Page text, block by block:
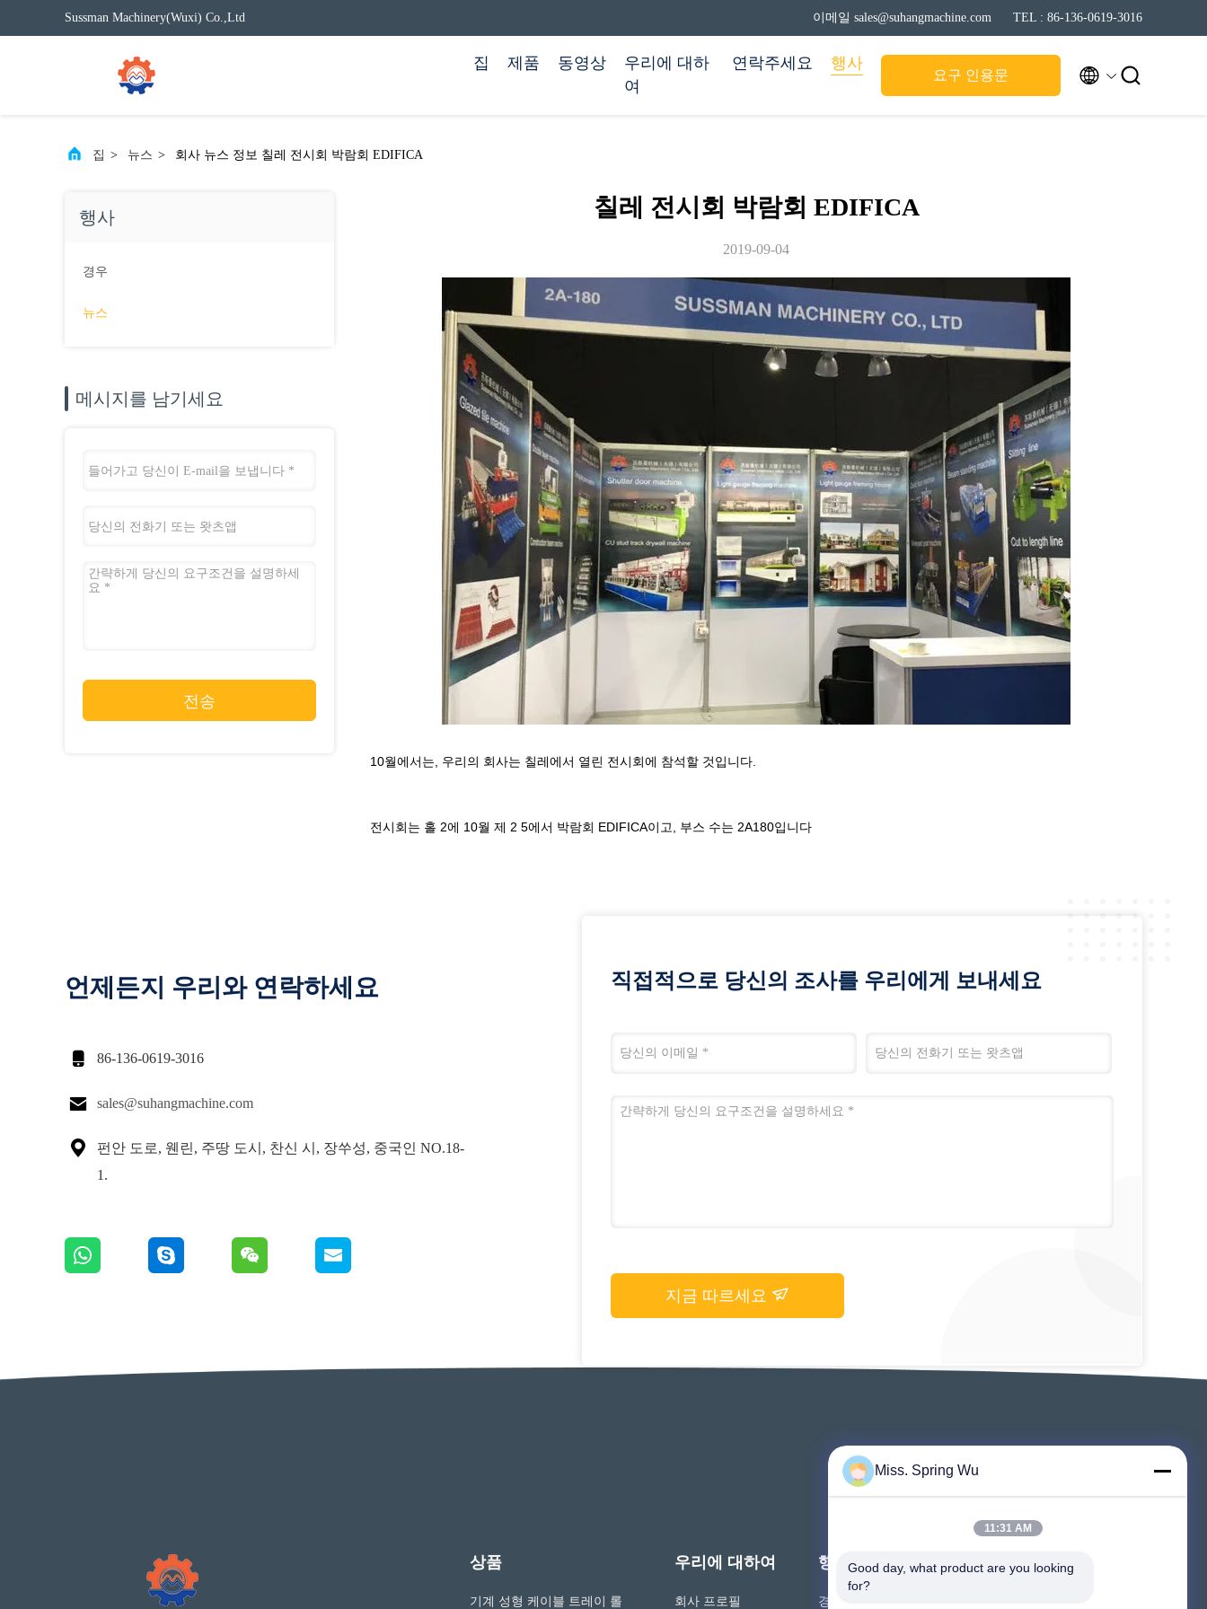
Sussman Machinery(Wuxi) Co.,Ltd 이메일 sales@suhangmachine.com TEL : 86-136-0619-3016
집 제품 동영상
우리에 대하
여
연락주세요 행사
요구 인용문  
집 > 뉴스 > 회사 뉴스 정보 칠레 전시회 박람회 EDIFICA
행사
경우
뉴스
메시지를 남기세요
전송
칠레 전시회 박람회 EDIFICA
2019-09-04
10월에서는, 우리의 회사는 칠레에서 열린 전시회에 참석할 것입니다.
전시회는 홀 2에 10월 제 2 5에서 박람회 EDIFICA이고, 부스 수는 2A180입니다
언제든지 우리와 연락하세요
 86-136-0619-3016
 sales@suhangmachine.com

펀안 도로, 웬린, 주땅 도시, 찬신 시, 장쑤성, 중국인 NO.18-
1.
직접적으로 당신의 조사를 우리에게 보내세요
지금 따르세요
상품
기계 성형 케이블 트레이 롤
우리에 대하여
회사 프로필
행사
경우
요구 인용문
Miss. Spring Wu
11:31 AM
Good day, what product are you looking
for?